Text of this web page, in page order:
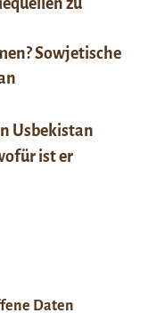
Sowjetische
Usbekistan
ist er
Daten